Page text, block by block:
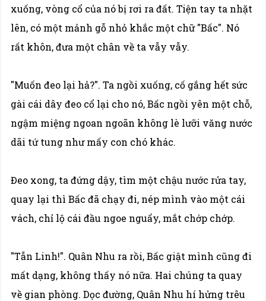
xuống, vòng cổ của nó bị rơi ra đất. Tiện tay ta nhặt
lên, có một mảnh gỗ nhỏ khắc một chữ "Bấc". Nó
rất khôn, đưa một chân về ta vẫy vẫy.
"Muốn đeo lại hả?". Ta ngồi xuống, cố gắng hết sức
gài cái dây đeo cổ lại cho nó, Bấc ngồi yên một chỗ,
ngậm miệng ngoan ngoãn không lè lưỡi văng nước
dãi tứ tung như mấy con chó khác.
Đeo xong, ta đứng dậy, tìm một chậu nước rửa tay,
quay lại thì Bấc đã chạy đi, nép mình vào một cái
vách, chỉ lộ cái đầu ngoe nguẩy, mắt chớp chớp.
"Tẫn Linh!". Quân Nhu ra rồi, Bấc giật mình cũng đi
mất dạng, không thấy nó nữa. Hai chúng ta quay
về gian phòng. Dọc đường, Quân Nhu hí hửng trêu